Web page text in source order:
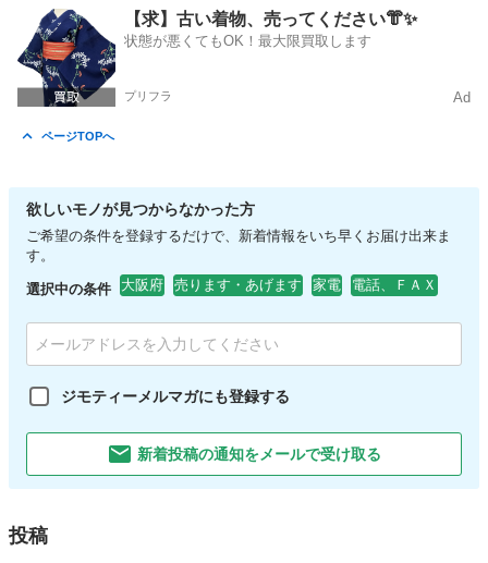
大阪 大阪市 淡路駅 その他 クリアファイル
【求】古い着物、売ってください👘✨
状態が悪くてもOK！最大限買取します
プリフラ Ad
ページTOPへ
欲しいモノが見つからなかった方
ご希望の条件を登録するだけで、新着情報をいち早くお届け出来ま
す。
選択中の条件 大阪府 売ります・あげます 家電 電話、ＦＡＸ
ジモティーメルマガにも登録する
新着投稿の通知をメールで受け取る
投稿